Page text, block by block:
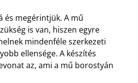
és megérintjük. A mű
is van, hiszen egyre
mindenféle szerkezeti
ellensége. A készítés
az, ami a mű borostyán